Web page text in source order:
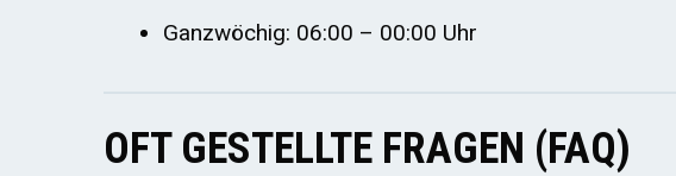
Ganzwöchig: 06:00 – 00:00 Uhr
OFT GESTELLTE FRAGEN (FAQ)